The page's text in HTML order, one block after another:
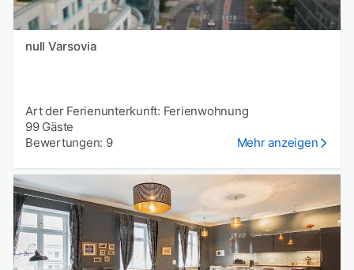
null Varsovia
Art der Ferienunterkunft: Ferienwohnung
99 Gäste
Bewertungen: 9
Mehr anzeigen